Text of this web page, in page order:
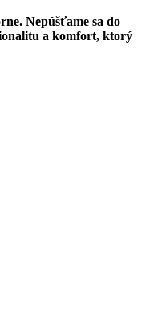
Nepúšťame sa do
a komfort, ktorý